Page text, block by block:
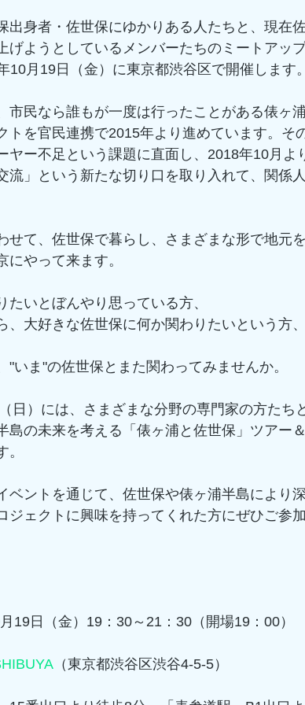
出身者・佐世保にゆかりある人たちと、現在
げようとしているメンバーたちのミートアッ
10月19日（金）に東京都渋谷区で開催します。
市民なら誰もが一度は行ったことがある俵ヶ
トを官民連携で2015年より進めています。そ
ヤー不足という課題に直面し、2018年10月よ
流」という新たな切り口を取り入れて、関係
せて、佐世保で暮らし、さまざまな形で地元
にやって来ます。
たいとぼんやり思っている方、
、大好きな佐世保に何か関わりたいという方、
"いま"の佐世保とまた関わってみませんか。
日）には、さまざまな分野の専門家の方たち
島の未来を考える「俵ヶ浦と佐世保」ツアー
ベントを通じて、佐世保や俵ヶ浦半島により
ジェクトに興味を持ってくれた方にぜひご参
19日（金）19：30～21：30（開場19：00）
（東京都渋谷区渋谷4-5-5）